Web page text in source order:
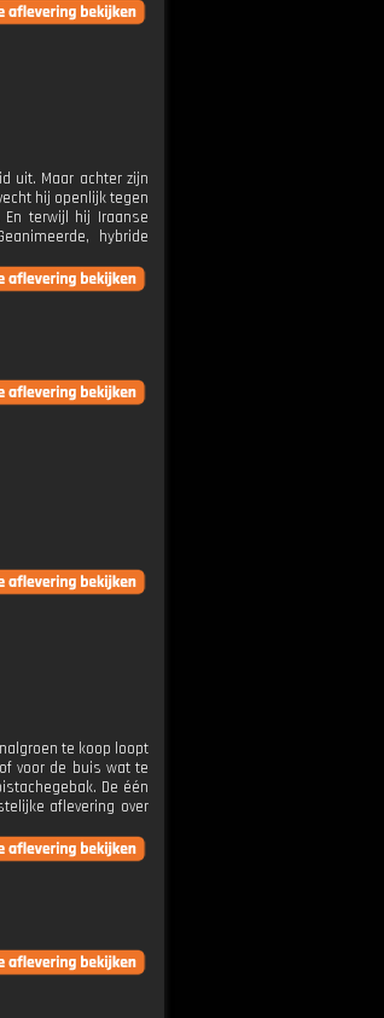
uit. Maar achter zijn
hij openlijk tegen
terwijl hij Iraanse
hybride
te koop loopt
voor de buis wat te
De één
aflevering over